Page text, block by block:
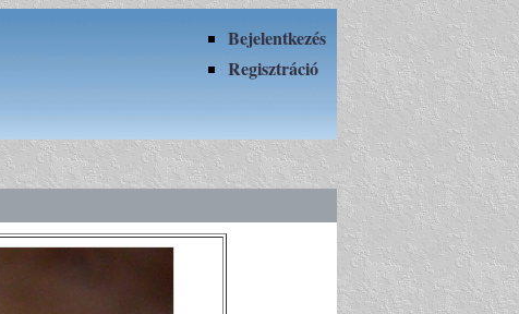
Bejelentkezés
Regisztráció